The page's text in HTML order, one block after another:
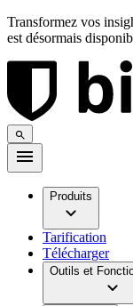
Transformez vos
est désormais
Produits
Tarification
Télécharger
Outils et